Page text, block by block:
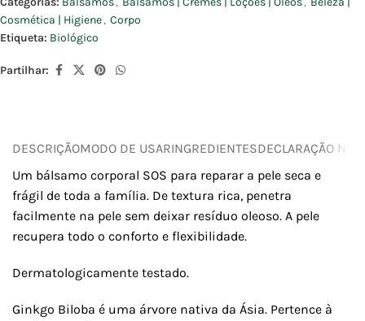
Cosmética | Higiene, Corpo
Etiqueta: Biológico
Partilhar:
DESCRIÇÃOMODO DE USARINGREDIENTESDECLARAÇÃO
Um bálsamo corporal SOS para reparar a pele seca e
frágil de toda a família. De textura rica, penetra
facilmente na pele sem deixar resíduo oleoso. A pele
recupera todo o conforto e flexibilidade.
Dermatologicamente testado.
Ginkgo Biloba é uma árvore nativa da Ásia. Pertence à